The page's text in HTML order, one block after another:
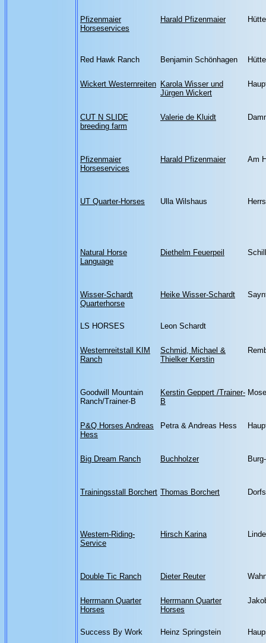
Pfizenmaier
Horseservices
Harald Pfizenmaier
Red Hawk Ranch Benjamin Schönhagen
Wickert Westernreiten Karola Wisser und
Jürgen Wickert
CUT N SLIDE
breeding farm
Valerie de Kluidt
Pfizenmaier
Horseservices
Harald Pfizenmaier Am
UT Quarter-Horses Ulla Wilshaus
Natural Horse
Language
Diethelm Feuerpeil
Wisser-Schardt
Quarterhorse
Heike Wisser-Schardt
LS HORSES Leon Schardt
Westernreitstall KIM
Ranch
Schmid, Michael &
Thielker Kerstin
Goodwill Mountain
Ranch/Trainer-B
Kerstin Geppert /Trainer-
B
P&Q Horses Andreas
Hess
Petra & Andreas Hess
Big Dream Ranch Buchholzer
Trainingsstall Borchert Thomas Borchert
Western-Riding-
Service
Hirsch Karina
Double Tic Ranch Dieter Reuter
Herrmann Quarter
Horses
Herrmann Quarter
Horses
Success By Work Heinz Springstein